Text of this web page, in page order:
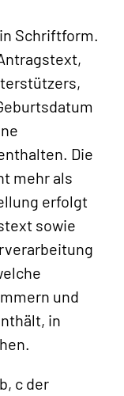
Schriftform.
Die
mehr als
erfolgt
sowie
und
in
c der